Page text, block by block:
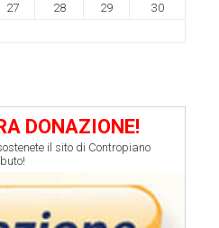
27 28 29
30
DONAZIONE!
il sito di Contropiano